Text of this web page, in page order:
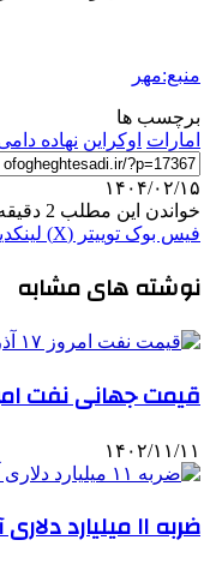
منبع:مهر
برچسب ها
امارات اوکراین نهاده
۱۴۰۴/۰۲/۱۵
خواندن این مطلب 2 دقیقه زمان میبرد
فیس بوک توییتر (X)
نوشته های مشابه
قیمت جهانی نفت امروز ۱۲ بهمن؛ نرخ برنت
۱۴۰۲/۱۱/۱۱
ضربه ۱۱ میلیارد دلاری آمریکا به صنعت خودروی آلمان